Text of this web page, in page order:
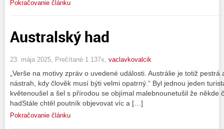
Pokračovanie článku
Australský had
23. mája 2025, Prečítané 1 137x, vaclavkovalcik
„Verše na motivy zpráv o uvedené události. Austrálie je totiž
nástrah, kdy člověk musí býti velmi opatrný.“ Byl jednou jeden
květenoušel a šel s přírodou se objímal malebnounetušil že někde
hadStále chtěl poutník objevovat víc a […]
Pokračovanie článku